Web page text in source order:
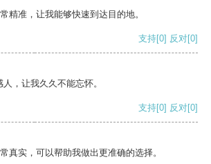
精准，让我能够快速到达目的地。
支持[0] 反对[0]
，让我久久不能忘怀。
支持[0] 反对[0]
真实，可以帮助我做出更准确的选择。